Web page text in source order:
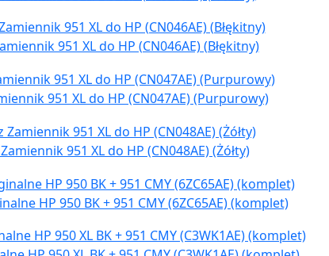
951 XL do HP (CN046AE) (Błękitny)
951 XL do HP (CN047AE) (Purpurowy)
951 XL do HP (CN048AE) (Żółty)
HP 950 BK + 951 CMY (6ZC65AE) (komplet)